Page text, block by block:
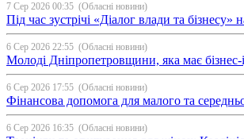
7 Сер 2026 00:35 (Обласні новини)
Під час зустрічі «Діалог влади та
6 Сер 2026 22:55 (Обласні новини)
Молоді Дніпропетровщини, яка має
6 Сер 2026 17:55 (Обласні новини)
Фінансова допомога для малого та
6 Сер 2026 16:35 (Обласні новини)